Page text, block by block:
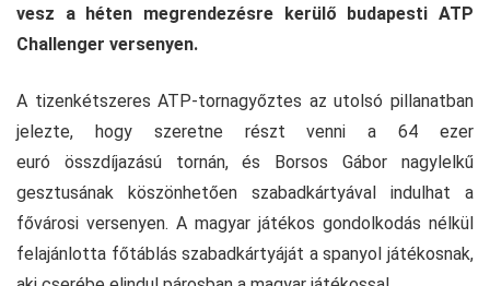
vesz a héten megrendezésre kerülő budapesti ATP
Challenger versenyen.
A tizenkétszeres ATP-tornagyőztes az utolsó pillanatban
jelezte, hogy szeretne részt venni a 64 ezer
euró összdíjazású tornán, és Borsos Gábor nagylelkű
gesztusának köszönhetően szabadkártyával indulhat a
fővárosi versenyen. A magyar játékos gondolkodás nélkül
felajánlotta főtáblás szabadkártyáját a spanyol játékosnak,